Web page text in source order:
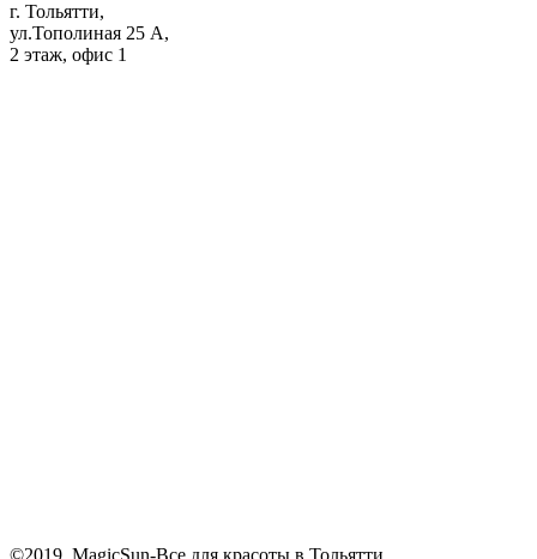
г. Тольятти,
ул.Тополиная 25 А,
2 этаж, офис 1